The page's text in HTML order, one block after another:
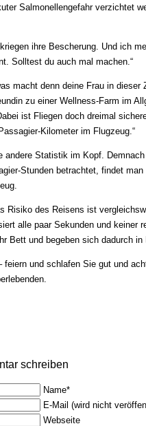
Salmonellengefahr verzichtet
ihre Bescherung. Und ich
Solltest du auch mal machen.“
macht denn deine Frau in
zu einer Wellness-Farm im
ist Fliegen doch dreimal
Kilometer im Flugzeug.“
andere Statistik im Kopf.
Stunden betrachtet, findet
Risiko des Reisens ist
alle paar Sekunden und keiner
Bett und begeben sich dadurch in
feiern und schlafen Sie gut und
schreiben
Pflichtfeld
Name*
Pflichtfeld
E-Mail (wird nicht
Webseite